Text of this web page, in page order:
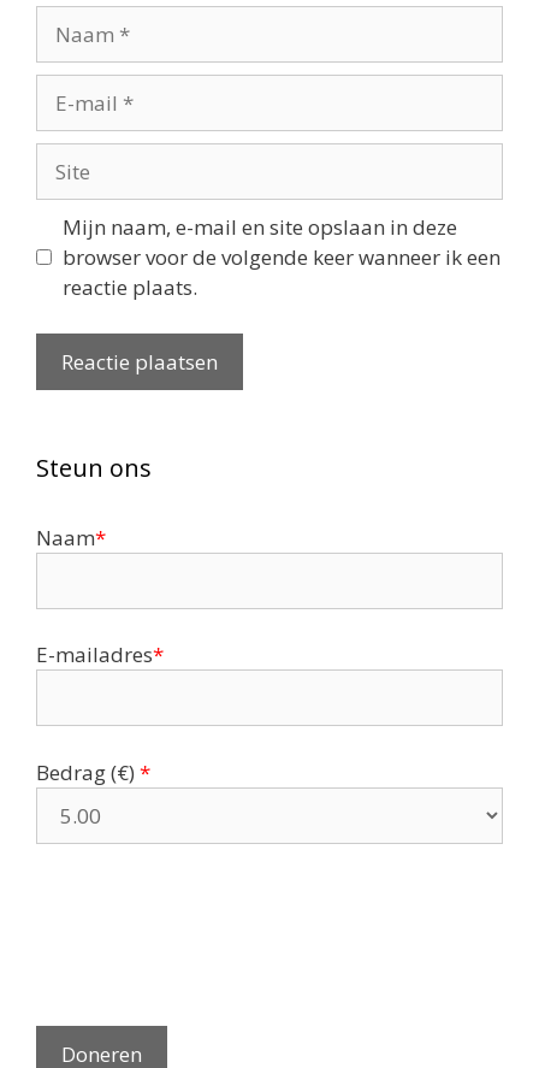
mail
Mijn naam, e-mail en site opslaan in deze
browser voor de volgende keer wanneer ik een
reactie plaats.
Steun ons
Naam*
E-mailadres*
Bedrag(€) *